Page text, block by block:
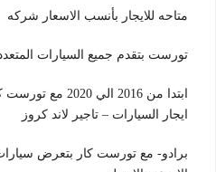
متاحه للايجار بأنسب الاسعار شركه
تورست بتقدم جميع السيارات
ابتدا من 2016
ايجار السيارات – تاجير لاند كروز